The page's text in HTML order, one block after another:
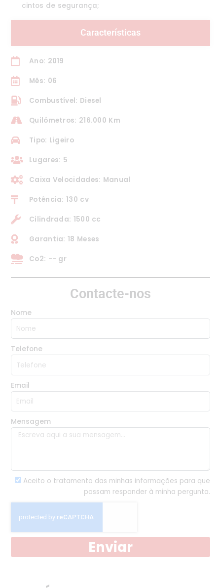
cintos de segurança;
Características
Ano: 2019
Mês: 06
Combustível: Diesel
Quilómetros: 216.000 Km
Tipo: Ligeiro
Lugares: 5
Caixa Velocidades: Manual
Potência: 130 cv
Cilindrada: 1500 cc
Garantia: 18 Meses
Co2: -- gr
Contacte-nos
Nome
Telefone
Email
Mensagem
Aceito o tratamento das minhas informações para que
possam responder à minha pergunta.
Enviar